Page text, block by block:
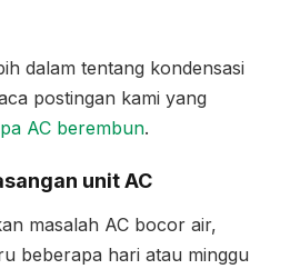
dalam tentang kondensasi
postingan kami yang
AC berembun.
unit AC
masalah AC bocor air,
beberapa hari atau minggu